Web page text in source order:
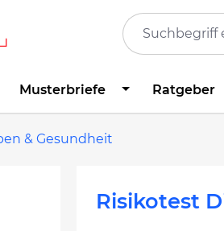
Musterbriefe Ratgeber
& Gesundheit
Risikotest